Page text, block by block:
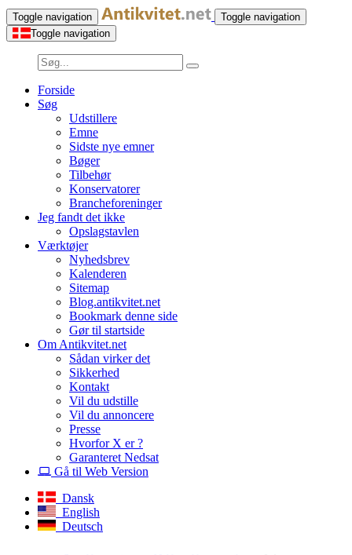
Toggle navigation
Toggle navigation
Toggle navigation
Forside
Søg
Udstillere
Emne
Sidste nye emner
Bøger
Tilbehør
Konservatorer
Brancheforeninger
Jeg fandt det ikke
Opslagstavlen
Værktøjer
Nyhedsbrev
Kalenderen
Sitemap
Blog.antikvitet.net
Bookmark denne side
Gør til startside
Om Antikvitet.net
Sådan virker det
Sikkerhed
Kontakt
Vil du udstille
Vil du annoncere
Presse
Hvorfor X er ?
Garanteret Nedsat
Gå til Web Version
Dansk
English
Deutsch